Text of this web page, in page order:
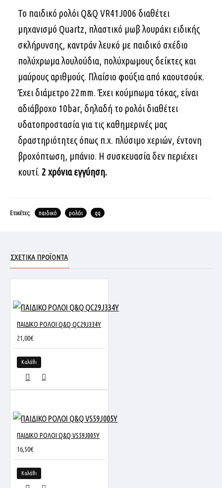
Το παιδικό ρολόι Q&Q VR41J006 διαθέτει
μηχανισμό Quartz, πλαστικό μωβ λουράκι ειδικής
σκλήρυνσης, καντράν λευκό με παιδικό σχέδιο
πολύχρωμα λουλούδια, πολύχρωμους δείκτες και
μαύρους αριθμούς. Πλαίσιο φούξια από καουτσούκ.
Έχει διάμετρο 22mm. Έχει κούμπωμα τόκας, είναι
αδιάβροχο 10bar, δηλαδή το ρολόι διαθέτει
υδατοπροστασία για τις καθημερινές μας
δραστηριότητες όπως π.χ. πλύσιμο χεριών, έντονη
βροχόπτωση, μπάνιο. Η συσκευασία δεν περιέχει
κουτί. 2 χρόνια εγγύηση.
Ετικέτες: παιδικό ρολόι qq
ΣΧΕΤΙΚΆ ΠΡΟΪΌΝΤΑ
ΠΑΙΔΙΚΟ ΡΟΛΟΙ Q&Q QC29J334Y
21,00€
Καλάθι
ΠΑΙΔΙΚΟ ΡΟΛΟΙ Q&Q VS59J005Y
16,50€
Καλάθι